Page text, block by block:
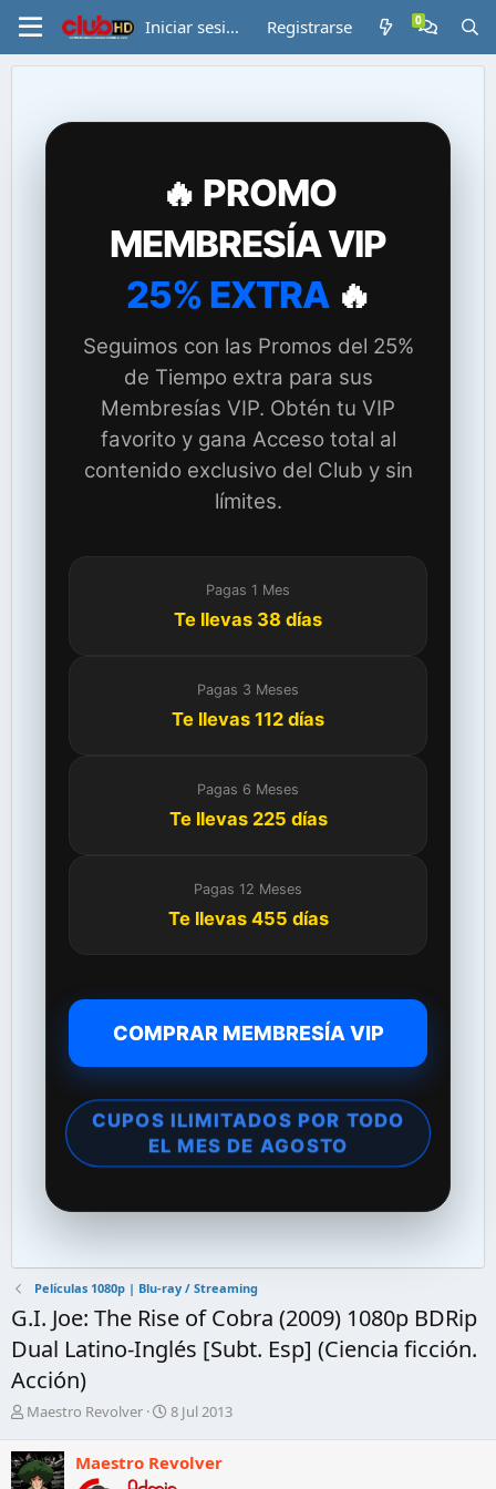
Iniciar sesión Registrarse
🔥 PROMO
MEMBRESÍA VIP
25% EXTRA🔥
Seguimos con las Promos del 25%
de Tiempo extra para sus
Membresías VIP. Obtén tu VIP
favorito y gana Acceso total al
contenido exclusivo del Club y sin
límites.
Pagas 1 Mes
Te llevas 38 días
Pagas 3 Meses
Te llevas 112 días
Pagas 6 Meses
Te llevas 225 días
Pagas 12 Meses
Te llevas 455 días
COMPRAR MEMBRESÍA VIP
CUPOS ILIMITADOS POR TODO
EL MES DE AGOSTO
Películas 1080p | Blu-ray / Streaming
G.I. Joe: The Rise of Cobra (2009) 1080p BDRip
Dual Latino-Inglés [Subt. Esp] (Ciencia ficción.
Acción)
A
t
o
Maestro Revolver
F
h
8 Jul 2013
Maestro Revolver